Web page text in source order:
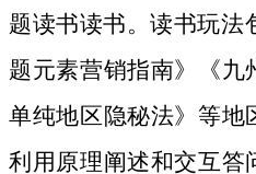
题读书读书。读书玩法
题元素营销指南》《九
单纯地区隐秘法》等地
利用原理阐述和交互答